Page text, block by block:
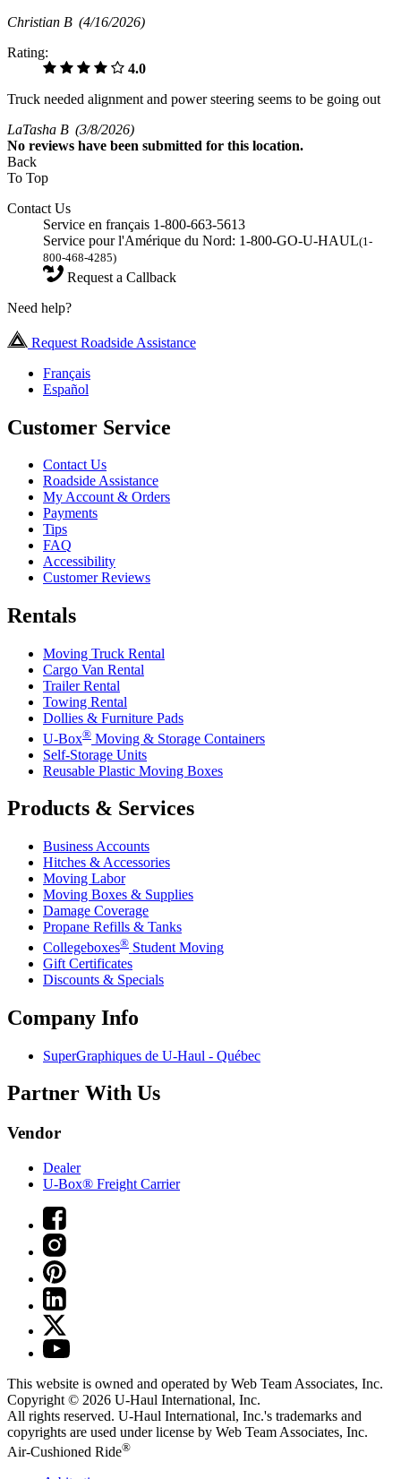
Christian B (4/16/2026)
Rating:
4.0
Truck needed alignment and power steering seems to be going out
LaTasha B (3/8/2026)
No reviews have been submitted for this location.
Back
To Top
Contact Us
Service en français 1-800-663-5613
Service pour l'Amérique du Nord: 1-800-GO-U-HAUL(1-
800-468-4285)
Request a Callback
Need help?
Request Roadside Assistance
Français
Español
Customer Service
Contact Us
Roadside Assistance
My Account & Orders
Payments
Tips
FAQ
Accessibility
Customer Reviews
Rentals
Moving Truck Rental
Cargo Van Rental
Trailer Rental
Towing Rental
Dollies & Furniture Pads
U-Box® Moving & Storage Containers
Self-Storage Units
Reusable Plastic Moving Boxes
Products & Services
Business Accounts
Hitches & Accessories
Moving Labor
Moving Boxes & Supplies
Damage Coverage
Propane Refills & Tanks
Collegeboxes® Student Moving
Gift Certificates
Discounts & Specials
Company Info
SuperGraphiques de U-Haul - Québec
Partner With Us
Vendor
Dealer
U-Box® Freight Carrier
This website is owned and operated by Web Team Associates, Inc.
Copyright © 2026 U-Haul International, Inc.
All rights reserved. U-Haul International, Inc.'s trademarks and
copyrights are used under license by Web Team Associates, Inc.
Air-Cushioned Ride®